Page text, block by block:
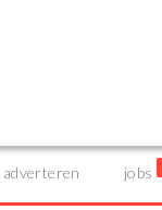
adverteren jobs